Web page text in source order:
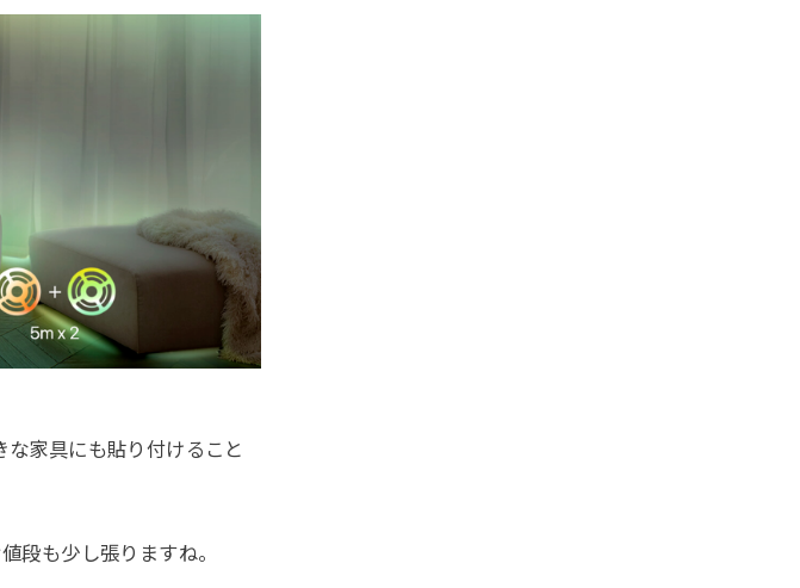
家具にも貼り付けること
段も少し張りますね。